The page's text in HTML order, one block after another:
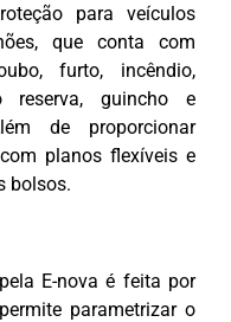
para veículos
que conta com
furto, incêndio,
reserva, guincho e
de proporcionar
planos flexíveis e
bolsos.
E-nova é feita por
parametrizar o